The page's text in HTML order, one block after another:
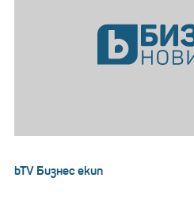
bTV Бизнес екип